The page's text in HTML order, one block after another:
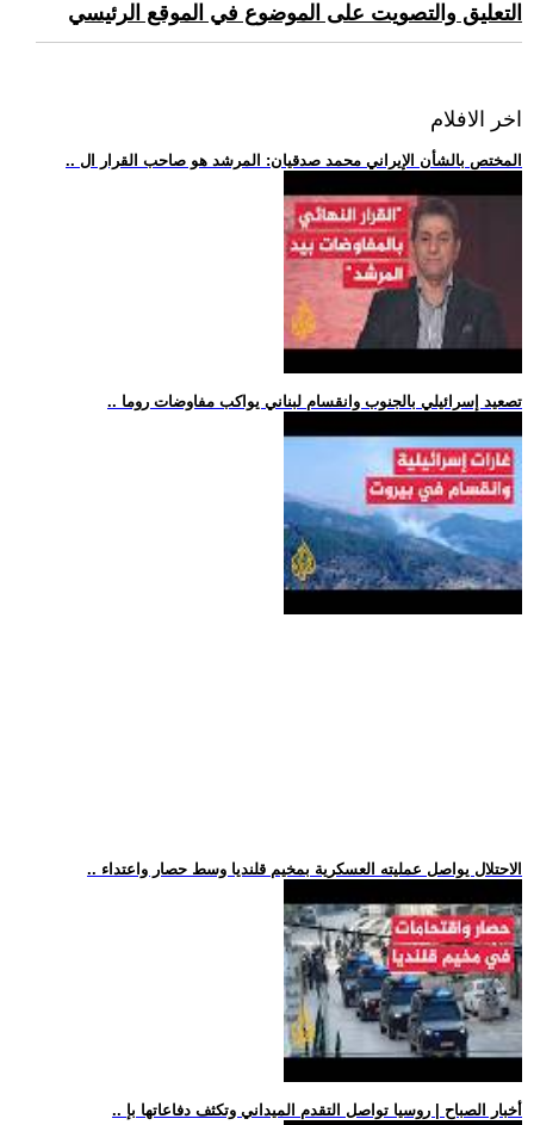
التعليق والتصويت على الموضوع في الموقع الرئيسي
اخر الافلام
.. المختص بالشأن الإيراني محمد صدقيان: المرشد هو صاحب القرار ال
.. تصعيد إسرائيلي بالجنوب وانقسام لبناني يواكب مفاوضات روما
.. الاحتلال يواصل عمليته العسكرية بمخيم قلنديا وسط حصار واعتداء
.. أخبار الصباح | روسيا تواصل التقدم الميداني وتكثف دفاعاتها بإ